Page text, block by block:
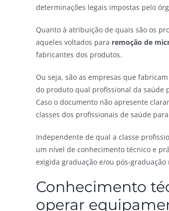
determinações legais impostas pelo
Quanto à atribuição de quais são os
aqueles voltados para remoção de
fabricantes dos produtos.
Ou seja, são as empresas que
do produto qual profissional da saúde
Caso o documento não apresente
classes dos profissionais de saúde
Independente de qual a classe
um nível de conhecimento técnico e
exigida graduação e/ou pós-
Conhecimento
operar